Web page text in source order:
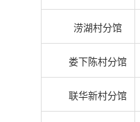
涝湖村分馆
娄下陈村分馆
联华新村分馆